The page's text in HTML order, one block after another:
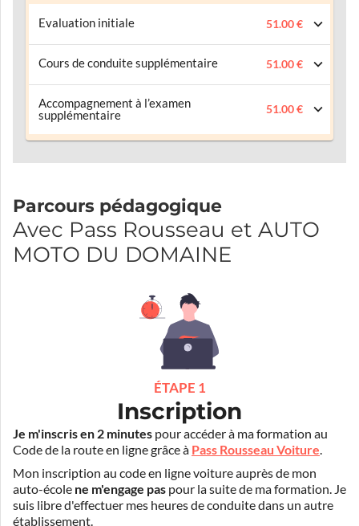
Evaluation initiale 51.00 €
Cours de conduite supplémentaire 51.00 €
Accompagnement à l’examen
supplémentaire
51.00 €
Parcours pédagogique
Avec Pass Rousseau et AUTO
MOTO DU DOMAINE
ÉTAPE 1
Inscription
Je m'inscris en 2 minutes pour accéder à ma formation au
Code de la route en ligne grâce à Pass Rousseau Voiture.
Mon inscription au code en ligne voiture auprès de mon
auto-école ne m'engage pas pour la suite de ma formation. Je
suis libre d'effectuer mes heures de conduite dans un autre
établissement.